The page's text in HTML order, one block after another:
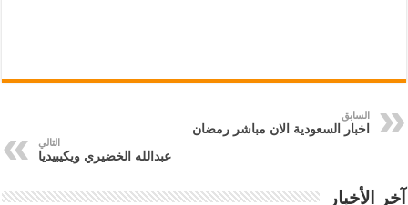
السابق
اخبار السعودية الان مباشر رمضان
التالي
عبدالله الخضيري ويكيبيديا
آخر الأخبار